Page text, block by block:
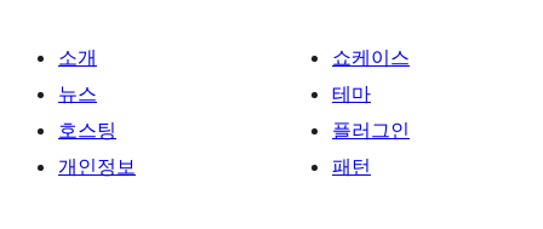
소개
뉴스
호스팅
개인정보
쇼케이스
테마
플러그인
패턴